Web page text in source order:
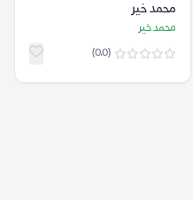
محمد خير
محمد خير
(0.0)